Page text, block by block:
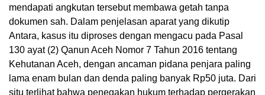
mendapati angkutan tersebut membawa getah tanpa
dokumen sah. Dalam penjelasan aparat yang dikutip
Antara, kasus itu diproses dengan mengacu pada Pasal
130 ayat (2) Qanun Aceh Nomor 7 Tahun 2016 tentang
Kehutanan Aceh, dengan ancaman pidana penjara paling
lama enam bulan dan denda paling banyak Rp50 juta. Dari
situ terlihat bahwa penegakan hukum terhadap pergerakan